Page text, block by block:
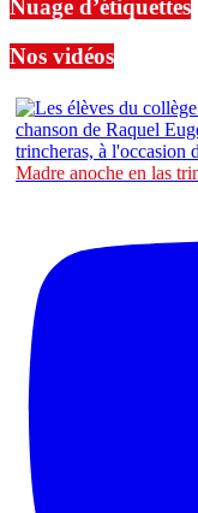
Nuage d’étiquettes
Nos vidéos
Madre anoche en las